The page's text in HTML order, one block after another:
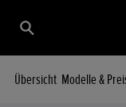
Übersicht Modelle &